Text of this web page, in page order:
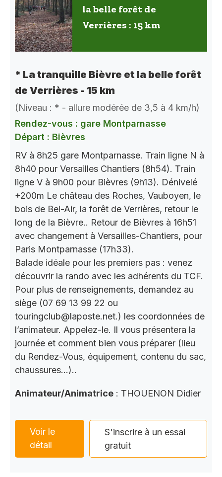
la belle forêt de
Verrières : 15 km
* La tranquille Bièvre et la belle forêt
de Verrières - 15 km
(Niveau : * - allure modérée de 3,5 à 4 km/h)
Rendez-vous : gare Montparnasse
Départ : Bièvres
RV à 8h25 gare Montparnasse. Train ligne N à
8h40 pour Versailles Chantiers (8h54). Train
ligne V à 9h00 pour Bièvres (9h13). Dénivelé
+200m Le château des Roches, Vauboyen, le
bois de Bel-Air, la forêt de Verrières, retour le
long de la Bièvre.. Retour de Bièvres à 16h51
avec changement à Versailles-Chantiers, pour
Paris Montparnasse (17h33).
Balade idéale pour les premiers pas : venez
découvrir la rando avec les adhérents du TCF.
Pour plus de renseignements, demandez au
siège (07 69 13 99 22 ou
touringclub@laposte.net.) les coordonnées de
l’animateur. Appelez-le. Il vous présentera la
journée et comment bien vous préparer (lieu
du Rendez-Vous, équipement, contenu du sac,
chaussures…)..
Animateur/Animatrice : THOUENON Didier
Voir le
détail
S'inscrire à un essai
gratuit